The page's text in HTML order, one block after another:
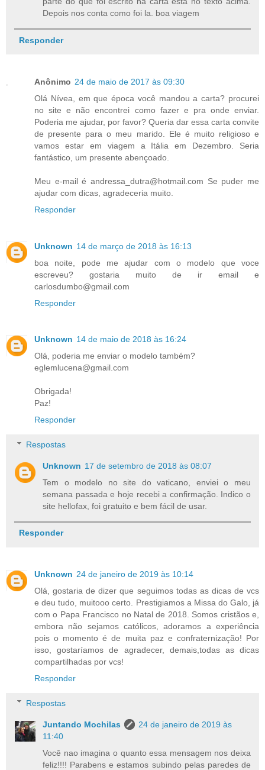
Depois nos conta como foi la. boa viagem
Responder
Anônimo 24 de maio de 2017 às 09:30
Olá Nívea, em que época você mandou a carta? procurei
no site e não encontrei como fazer e pra onde enviar.
Poderia me ajudar, por favor? Queria dar essa carta convite
de presente para o meu marido. Ele é muito religioso e
vamos estar em viagem a Itália em Dezembro. Seria
fantástico, um presente abençoado.
Meu e-mail é andressa_dutra@hotmail.com Se puder me
ajudar com dicas, agradeceria muito.
Responder
Unknown 14 de março de 2018 às 16:13
boa noite, pode me ajudar com o modelo que voce
escreveu? gostaria muito de ir email e
carlosdumbo@gmail.com
Responder
Unknown 14 de maio de 2018 às 16:24
Olá, poderia me enviar o modelo também?
eglemlucena@gmail.com
Obrigada!
Paz!
Responder
Respostas
Unknown 17 de setembro de 2018 às 08:07
Tem o modelo no site do vaticano, enviei o meu
semana passada e hoje recebi a confirmação. Indico o
site hellofax, foi gratuito e bem fácil de usar.
Responder
Unknown 24 de janeiro de 2019 às 10:14
Olá, gostaria de dizer que seguimos todas as dicas de vcs
e deu tudo, muitooo certo. Prestigiamos a Missa do Galo, já
com o Papa Francisco no Natal de 2018. Somos cristãos e,
embora não sejamos católicos, adoramos a experiência
pois o momento é de muita paz e confraternização! Por
isso, gostaríamos de agradecer, demais,todas as dicas
compartilhadas por vcs!
Responder
Respostas
Juntando Mochilas
24 de janeiro de 2019 às
11:40
Você nao imagina o quanto essa mensagem nos deixa
feliz!!!! Parabens e estamos subindo pelas paredes de